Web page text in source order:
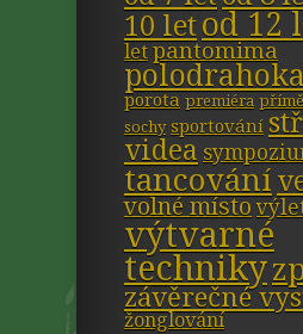
10 letod 12
letpantomima
porota premiéra
sochy sportování
videa
tancování
volné místo
výtvarné
techniky
závěrečné
žonglování